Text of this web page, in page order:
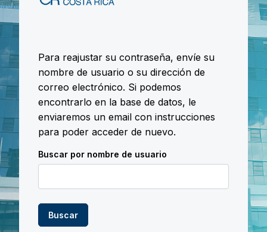
Para reajustar su contraseña, envíe su
nombre de usuario o su dirección de
correo electrónico. Si podemos
encontrarlo en la base de datos, le
enviaremos un email con instrucciones
para poder acceder de nuevo.
Buscar por nombre de usuario